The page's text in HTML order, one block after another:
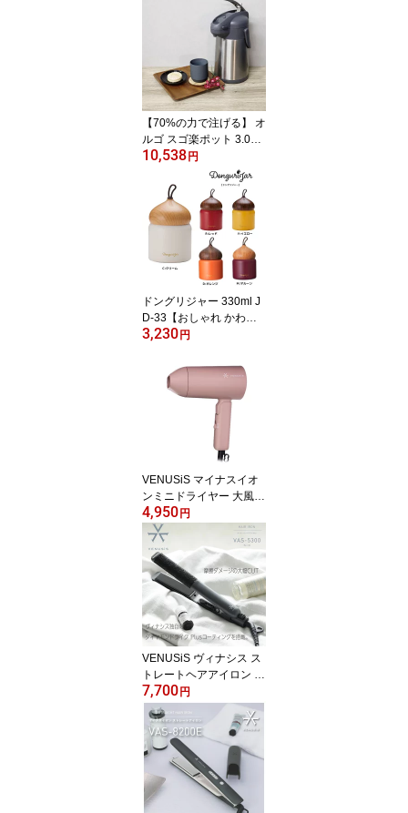
マイボトル 56℃以上保温
10℃以下保冷 プレゼント
コンパクト おしゃれ か
わいい エコ サスティナ
ブル 節約 SMBD-28 SMB
D-40 レッド マルーン ク
リーム イエロー
【70%の力で注げる】 オ
ルゴ スゴ楽ポット 3.0L
軽量レバー式 ステンレス
保温保冷対応 電気ポット
卓上ポット 給湯 卓上魔
法瓶 丸洗いOK 高齢者に
も使いやすい 節電 防災
10,538 円
ドングリジャー 330ml J
D-33【おしゃれ かわい
い お弁当箱 どんぐり 女
デザート サラダケース
スープジャー容器 ステン
レス まほうびん 魔法
3,230 円
VENUSiS マイナスイオ
ンミニドライヤー 大風量
折りたたみ 旅行 車中泊
持ち運び 軽量 コンパク
ト 速乾 パサつき抑える
まとまりある髪 潤い 携
帯ポーチ付き VDM-1150
E4 ピンク
4,950 円
VENUSiS ヴィナシス ス
トレートヘアアイロン V
AS-5300 グレー シンプ
ル さらさら つや髪 45秒
立ち上がり 80℃-220℃調
整可能 60分自動OFF ヘ
アアレンジ 摩擦軽減 ダ
メージ最小限 ベーシック
コンパクト スタイリッシ
ュ 海外対応 雨 対策 髪 家
7,700 円